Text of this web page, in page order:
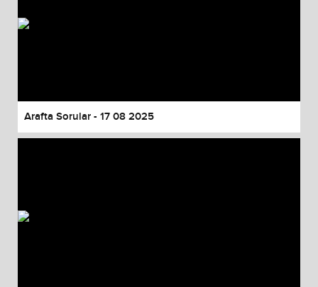
Arafta Sorular - 17 08 2025